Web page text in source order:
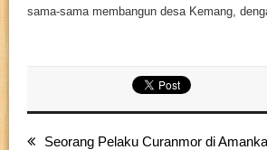
sama-sama membangun desa Kemang,
Seorang Pelaku Curanmor di